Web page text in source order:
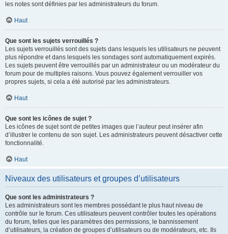
les notes sont définies par les administrateurs du forum.
Haut
Que sont les sujets verrouillés ?
Les sujets verrouillés sont des sujets dans lesquels les utilisateurs ne peuvent
plus répondre et dans lesquels les sondages sont automatiquement expirés.
Les sujets peuvent être verrouillés par un administrateur ou un modérateur du
forum pour de multiples raisons. Vous pouvez également verrouiller vos
propres sujets, si cela a été autorisé par les administrateurs.
Haut
Que sont les icônes de sujet ?
Les icônes de sujet sont de petites images que l’auteur peut insérer afin
d’illustrer le contenu de son sujet. Les administrateurs peuvent désactiver cette
fonctionnalité.
Haut
Niveaux des utilisateurs et groupes d’utilisateurs
Que sont les administrateurs ?
Les administrateurs sont les membres possédant le plus haut niveau de
contrôle sur le forum. Ces utilisateurs peuvent contrôler toutes les opérations
du forum, telles que les paramètres des permissions, le bannissement
d’utilisateurs, la création de groupes d’utilisateurs ou de modérateurs, etc. Ils